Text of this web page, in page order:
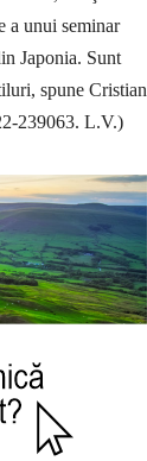
a unui seminar
Japonia. Sunt
spune Cri­stian
239063. L.V.)